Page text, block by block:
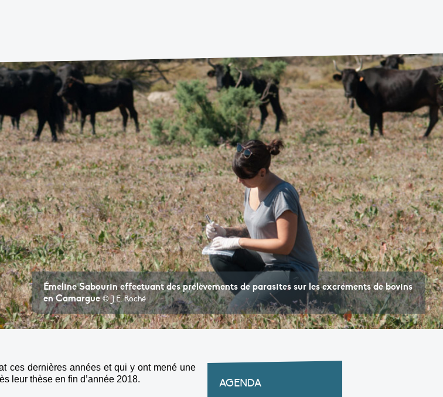
Émeline Sabourin effectuant des prélèvements de parasites sur les excréments de bovins
en Camargue© J.E. Roché
ces dernières années et qui y ont mené une
leur thèse en fin d’année 2018.
AGENDA